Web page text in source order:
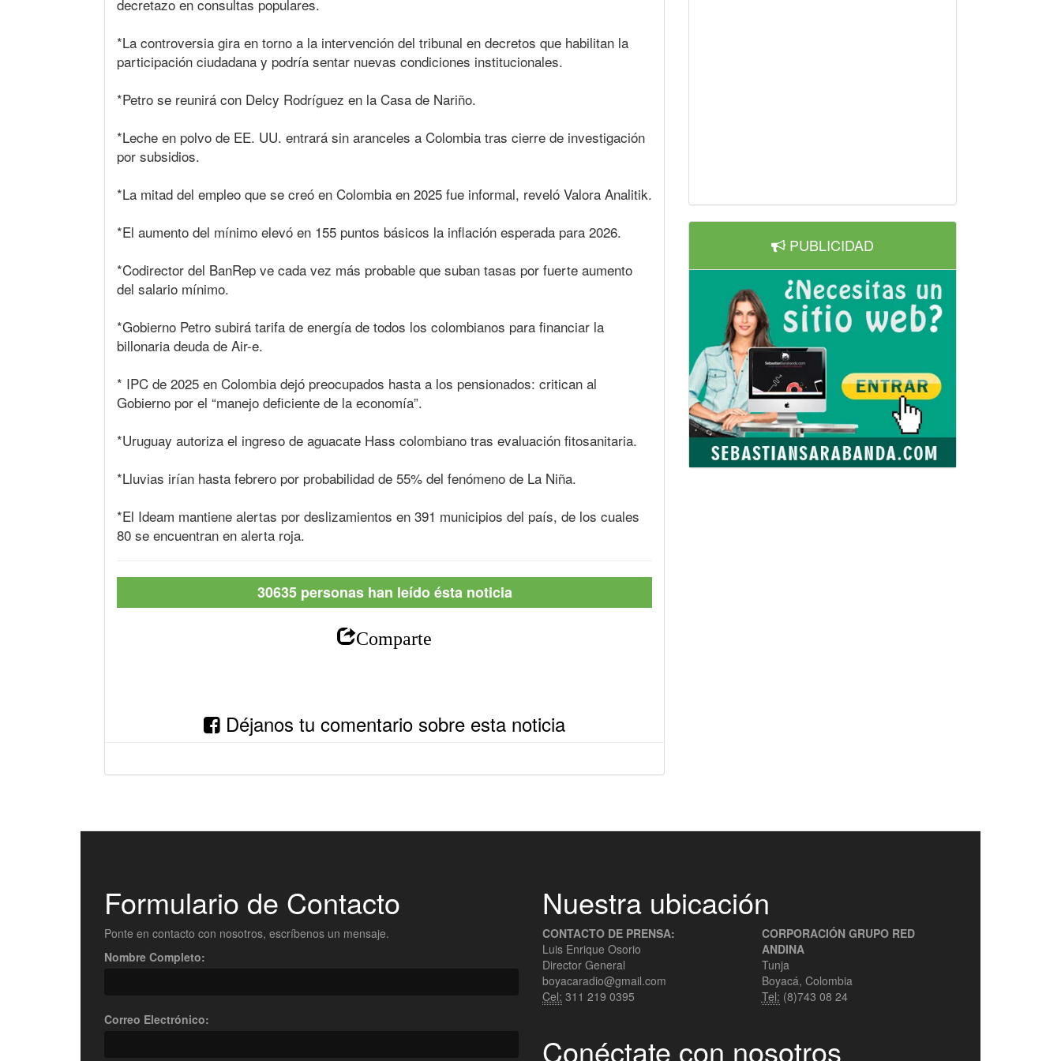
decretazo en consultas populares.
*La controversia gira en torno a la intervención del tribunal en decretos que habilitan la
participación ciudadana y podría sentar nuevas condiciones institucionales.
*Petro se reunirá con Delcy Rodríguez en la Casa de Nariño.
*Leche en polvo de EE. UU. entrará sin aranceles a Colombia tras cierre de investigación
por subsidios.
*La mitad del empleo que se creó en Colombia en 2025 fue informal, reveló Valora Analitik.
*El aumento del mínimo elevó en 155 puntos básicos la inflación esperada para 2026.
*Codirector del BanRep ve cada vez más probable que suban tasas por fuerte aumento
del salario mínimo.
*Gobierno Petro subirá tarifa de energía de todos los colombianos para financiar la
billonaria deuda de Air-e.
* IPC de 2025 en Colombia dejó preocupados hasta a los pensionados: critican al
Gobierno por el “manejo deficiente de la economía”.
*Uruguay autoriza el ingreso de aguacate Hass colombiano tras evaluación fitosanitaria.
*Lluvias irían hasta febrero por probabilidad de 55% del fenómeno de La Niña.
*El Ideam mantiene alertas por deslizamientos en 391 municipios del país, de los cuales
80 se encuentran en alerta roja.
30635 personas han leído ésta noticia
Comparte
Déjanos tu comentario sobre esta noticia
PUBLICIDAD
Formulario de Contacto
Ponte en contacto con nosotros, escríbenos un mensaje.
Nombre Completo:
Correo Electrónico:
Nuestra ubicación
CONTACTO DE PRENSA:
Luis Enrique Osorio
Director General
boyacaradio@gmail.com
Cel: 311 219 0395
CORPORACIÓN GRUPO RED
ANDINA
Tunja
Boyacá, Colombia
Tel: (8)743 08 24
Conéctate con nosotros